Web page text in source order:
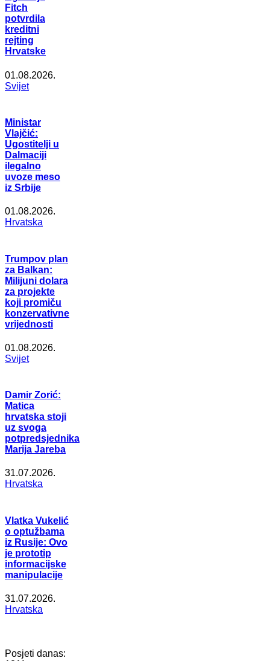
Fitch
potvrdila
kreditni
rejting
Hrvatske
01.08.2026.
Svijet
Ministar
Vlajčić:
Ugostitelji u
Dalmaciji
ilegalno
uvoze meso
iz Srbije
01.08.2026.
Hrvatska
Trumpov plan
za Balkan:
Milijuni dolara
za projekte
koji promiču
konzervativne
vrijednosti
01.08.2026.
Svijet
Damir Zorić:
Matica
hrvatska stoji
uz svoga
potpredsjednika
Marija Jareba
31.07.2026.
Hrvatska
Vlatka Vukelić
o optužbama
iz Rusije: Ovo
je prototip
informacijske
manipulacije
31.07.2026.
Hrvatska
Posjeti danas: